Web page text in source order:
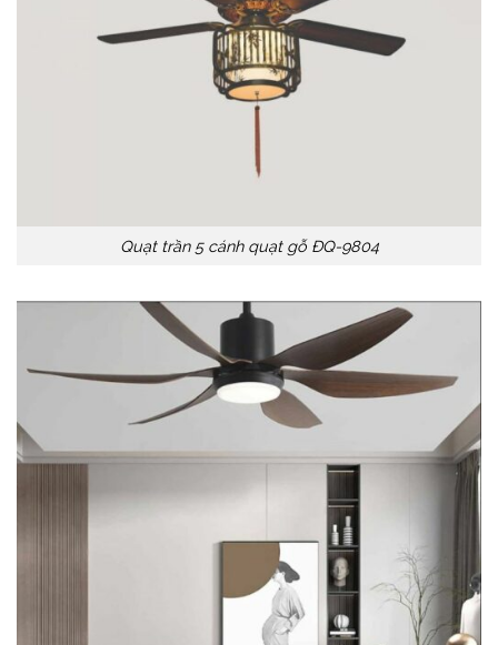
Quạt trần 5 cánh quạt gỗ ĐQ-9804